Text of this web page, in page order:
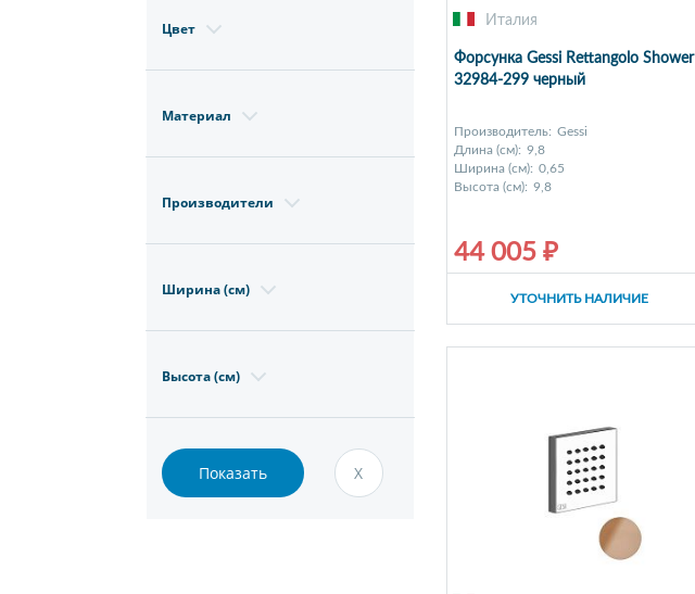
Цвет
Материал
Производители
Ширина (см)
Высота (см)
Италия
Форсунка Gessi Rettangolo Shower
32984-299 черный
Производитель: Gessi
Длина (см): 9,8
Ширина (см): 0,65
Высота (см): 9,8
44 005 ₽
УТОЧНИТЬ НАЛИЧИЕ